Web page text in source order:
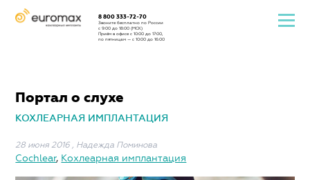
8 800 333-72-70
Звоните бесплатно по России
с 9:00 до 18:00 (МСК)
Приём в офисе с 10:00 до 17:00,
по пятницам — с 10:00 до 16:00
Портал о слухе
КОХЛЕАРНАЯ ИМПЛАНТАЦИЯ
28 июня 2016 , Надежда Поминова
Cochlear, Кохлеарная имплантация